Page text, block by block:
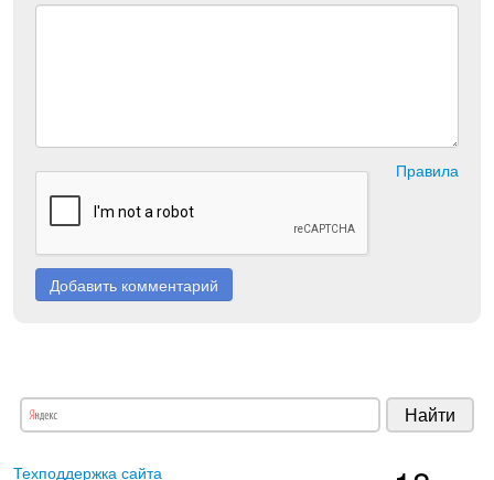
Правила
Добавить комментарий
Техподдержка сайта